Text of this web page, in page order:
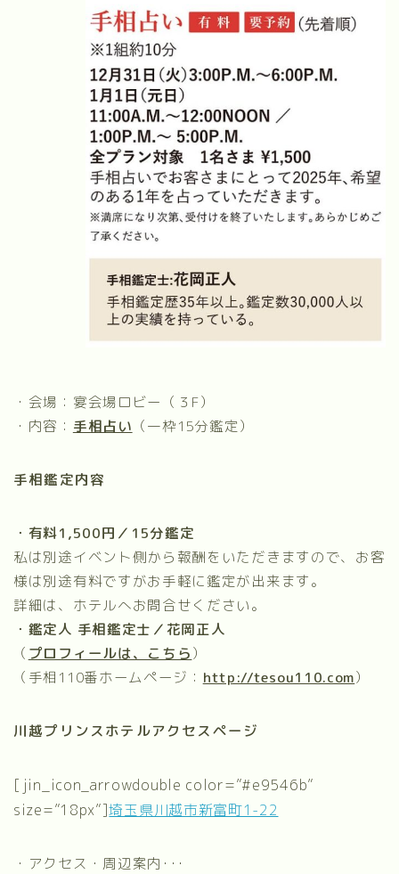
・会場：宴会場ロビー（３F）
・内容： 手相占い （一枠15分鑑定）
手相鑑定内容
・有料1,500円／15分鑑定
私は別途イベント側から報酬をいただきますので、お客
様は別途有料ですがお手軽に鑑定が出来ます。
詳細は、ホテルへお問合せください。
・鑑定人 手相鑑定士／花岡正人
（ プロフィールは、こちら）
（手相110番ホームページ： http://tesou110.com）
川越プリンスホテルアクセスページ
[jin_icon_arrowdouble color=”#e9546b”
size=”18px”]埼玉県川越市新富町1-22
・アクセス・周辺案内･･･